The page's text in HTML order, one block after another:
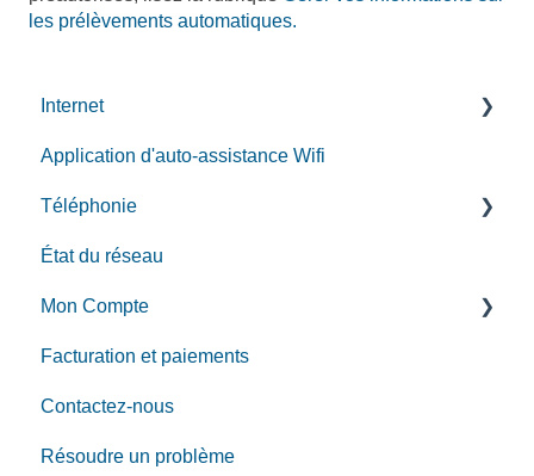
les prélèvements automatiques.
Internet
Installation de service Internet par fibre
Installation de service Internet
Guides d'installation des équipments
Gérer votre réseau sans fil résidentiel
Dépannage
Application d'auto-assistance Wifi
Téléphonie
Guide d'installation de service de téléphonie
Fonctions d'appel
Services téléphoniques supplémentaires
État du réseau
Mon Compte
MonCompte
Faire des changements de compte
Facturation et paiements
Contactez-nous
Résoudre un problème